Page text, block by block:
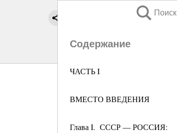
Поиск
Содержание
ЧАСТЬ I
ВМЕСТО ВВЕДЕНИЯ
Глава I. СССР — РОССИЯ: